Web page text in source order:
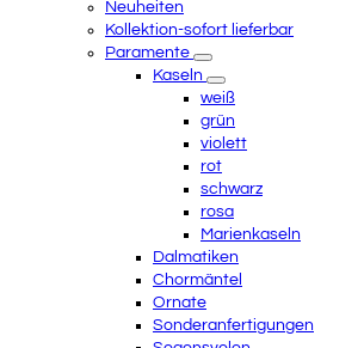
Neuheiten
Kollektion-sofort lieferbar
Paramente
Kaseln
weiß
grün
violett
rot
schwarz
rosa
Marienkaseln
Dalmatiken
Chormäntel
Ornate
Sonderanfertigungen